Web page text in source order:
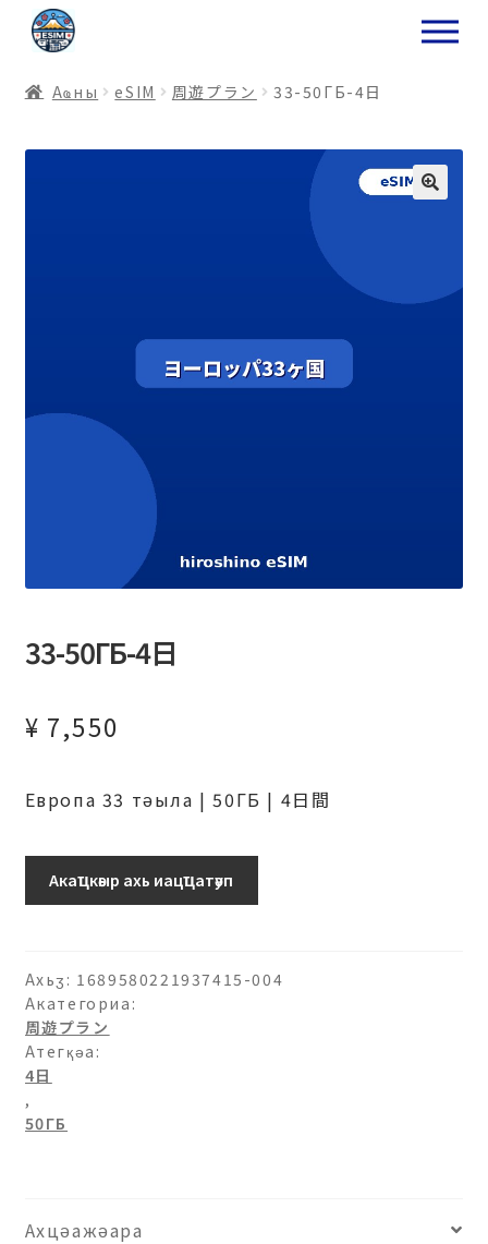
ナ
ビ
ー
ョ
コ
ン
ン
ス
Аҩны еSIM 周遊プラン 33-50ГБ-4日
33-50ГБ-4日
¥ 7,550
Европа 33 тәыла | 50ГБ | 4日間
パ
33-
50ГБ-4
日
ашәагаа
Акаҵкәыр ахь иацҵатәуп
Ахьӡ: 1689580221937415-004
Акатегориа:
周遊プラン
Атегқәа:
4日
,
50ГБ
Ахцәажәара